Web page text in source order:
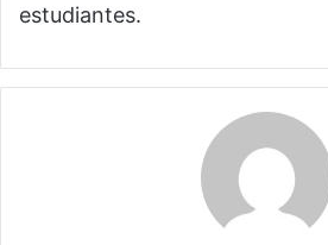
estudiantes.